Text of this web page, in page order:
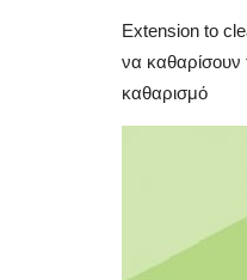
Extension to
να καθαρίσουν
καθαρισμό